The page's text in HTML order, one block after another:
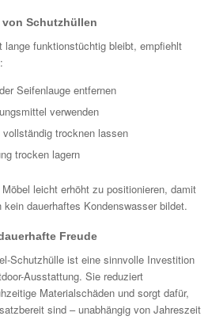
Schutzhüllen
funktionstüchtig bleibt, empfiehlt
Seifenlauge entfernen
verwenden
trocknen lassen
trocken lagern
leicht erhöht zu positionieren, damit
dauerhaftes Kondenswasser bildet.
Freude
Schutzhülle ist eine sinnvolle Investition
Ausstattung. Sie reduziert
Materialschäden und sorgt dafür,
sind – unabhängig von Jahreszeit